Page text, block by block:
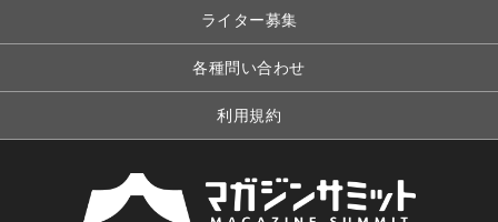
ライター募集
各種問い合わせ
利用規約